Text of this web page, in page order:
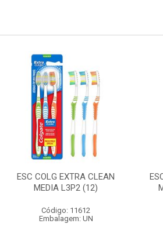
ESC COLG EXTRA CLEAN
MEDIA L3P2 (12)
Código: 11612
Embalagem: UN